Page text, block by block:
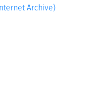
Archive)